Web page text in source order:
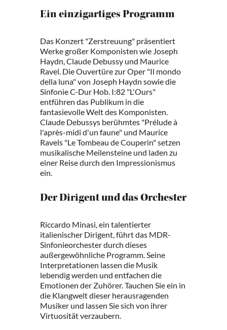
Ein einzigartiges Programm
Das Konzert "Zerstreuung" präsentiert
Werke großer Komponisten wie Joseph
Haydn, Claude Debussy und Maurice
Ravel. Die Ouvertüre zur Oper "Il mondo
della luna" von Joseph Haydn sowie die
Sinfonie C-Dur Hob. I:82 "L'Ours"
entführen das Publikum in die
fantasievolle Welt des Komponisten.
Claude Debussys berühmtes "Prélude à
l'après-midi d'un faune" und Maurice
Ravels "Le Tombeau de Couperin" setzen
musikalische Meilensteine und laden zu
einer Reise durch den Impressionismus
ein.
Der Dirigent und das Orchester
Riccardo Minasi, ein talentierter
italienischer Dirigent, führt das MDR-
Sinfonieorchester durch dieses
außergewöhnliche Programm. Seine
Interpretationen lassen die Musik
lebendig werden und entfachen die
Emotionen der Zuhörer. Tauchen Sie ein in
die Klangwelt dieser herausragenden
Musiker und lassen Sie sich von ihrer
Virtuosität verzaubern.